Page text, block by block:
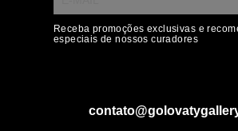
Receba promoções exclusivas e
especiais de nossos curadores